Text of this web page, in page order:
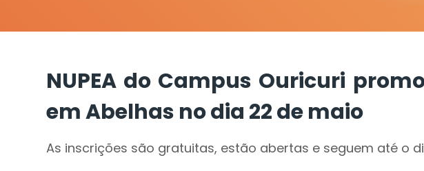
NUPEA do Campus Ouricuri
em Abelhas no dia 22 de maio
As inscrições são gratuitas, estão abertas e seguem até o